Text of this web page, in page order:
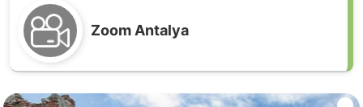
Zoom Antalya
Opera ve Balenin Kalbi Aspendos’ta Atacak